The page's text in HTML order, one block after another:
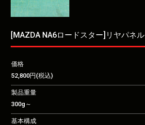
[MAZDA NA6ロードスター]リヤパネル
価格
52,800円(税込)
製品重量
300g～
基本構成